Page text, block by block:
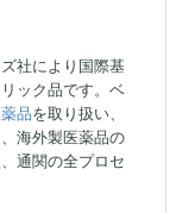
社により国際基
ック品です。ベ
品を取り扱い、
海外製医薬品の
通関の全プロセ